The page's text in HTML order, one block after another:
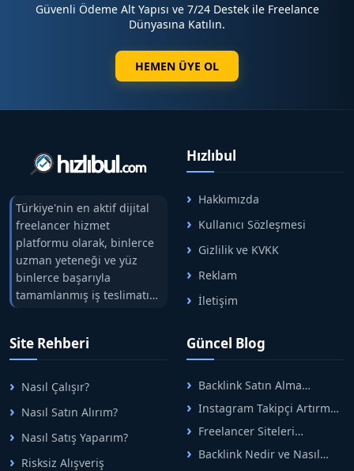
Güvenli Ödeme Alt Yapısı ve 7/24 Destek ile Freelance
Dünyasına Katılın.
HEMEN ÜYE OL
Türkiye'nin en aktif dijital
freelancer hizmet
platformu olarak, binlerce
uzman yeteneği ve yüz
binlerce başarıyla
tamamlanmış iş teslimatını
tek çatıda buluşturuyoruz.
arasındaki süreci risksiz
alışveriş sistemi ile koruyan
ticaretin güvenli
adreslerinden birisidir.
Hızlıbul
Hakkımızda
Kullanıcı Sözleşmesi
Gizlilik ve KVKK
Reklam
İletişim
Site Rehberi
Nasıl Çalışır?
Nasıl Satın Alırım?
Nasıl Satış Yaparım?
Risksiz Alışveriş
Güncel Blog
Backlink Satın Alma
Rehberi: Güvenli SEO İçin
Doğru Adımlar
Instagram Takipçi Artırma
Yöntemleri: Organik Büyüme
Rehberi
Freelancer Siteleri
Arasında Doğru Seçim Nasıl
Yapılır
Backlink Nedir ve Nasıl